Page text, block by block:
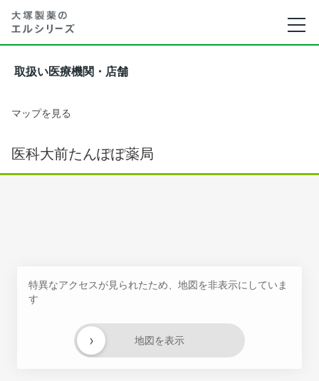
取扱い医療機関・店舗
マップを見る
医科大前たんぽぽ薬局
特異なアクセスが見られたため、地図を非表示にしていま
す
地図を表示
›